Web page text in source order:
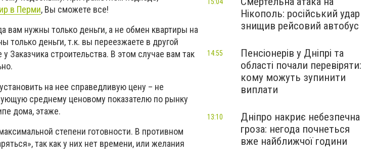
в Перми, Вы сможете все!
вам нужны только деньги, а не обмен квартиры на
только деньги, т.к. вы переезжаете в другой
Заказчика строительства. В этом случае вам так
на нее справедливую цену – не
среднему ценовому показателю по рынку
дома, этаже.
степени готовности. В противном
так как у них нет времени, или желания
Нікополь: російський удар
знищив рейсовий автобус
Пенсіонерів у Дніпрі та
області почали перевіряти:
кому можуть зупинити
виплати
14:55
Дніпро накриє небезпечна
гроза: негода почнеться
вже найближчої години
13:10